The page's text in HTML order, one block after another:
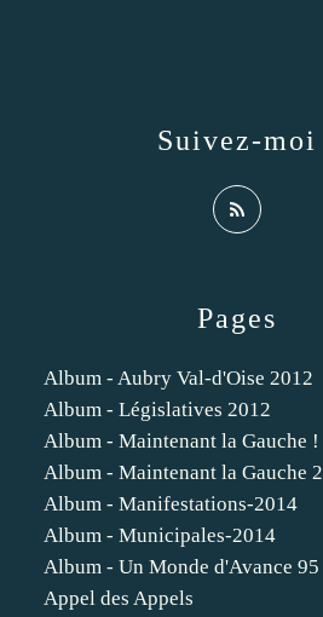
Pages
Album - Aubry Val-d'Oise 2012
Album - Législatives 2012
Album - Maintenant la Gauche !
Album - Maintenant la Gauche 2
Album - Manifestations-2014
Album - Municipales-2014
Album - Un Monde d'Avance 95
Appel des Appels
Suivez-moi